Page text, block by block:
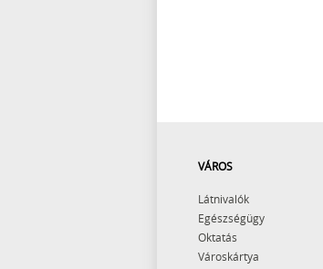
VÁROS
Látnivalók
Egészségügy
Oktatás
Városkártya